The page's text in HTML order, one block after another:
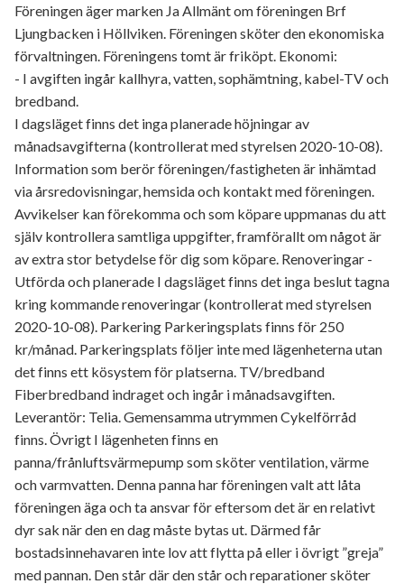
Föreningen äger marken Ja Allmänt om föreningen Brf
Ljungbacken i Höllviken. Föreningen sköter den ekonomiska
förvaltningen. Föreningens tomt är friköpt. Ekonomi:
- I avgiften ingår kallhyra, vatten, sophämtning, kabel-TV och
bredband.
I dagsläget finns det inga planerade höjningar av
månadsavgifterna (kontrollerat med styrelsen 2020-10-08).
Information som berör föreningen/fastigheten är inhämtad
via årsredovisningar, hemsida och kontakt med föreningen.
Avvikelser kan förekomma och som köpare uppmanas du att
själv kontrollera samtliga uppgifter, framförallt om något är
av extra stor betydelse för dig som köpare. Renoveringar -
Utförda och planerade I dagsläget finns det inga beslut tagna
kring kommande renoveringar (kontrollerat med styrelsen
2020-10-08). Parkering Parkeringsplats finns för 250
kr/månad. Parkeringsplats följer inte med lägenheterna utan
det finns ett kösystem för platserna. TV/bredband
Fiberbredband indraget och ingår i månadsavgiften.
Leverantör: Telia. Gemensamma utrymmen Cykelförråd
finns. Övrigt I lägenheten finns en
panna/frånluftsvärmepump som sköter ventilation, värme
och varmvatten. Denna panna har föreningen valt att låta
föreningen äga och ta ansvar för eftersom det är en relativt
dyr sak när den en dag måste bytas ut. Därmed får
bostadsinnehavaren inte lov att flytta på eller i övrigt ”greja”
med pannan. Den står där den står och reparationer sköter